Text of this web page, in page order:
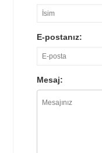
E-postanız:
Mesaj: